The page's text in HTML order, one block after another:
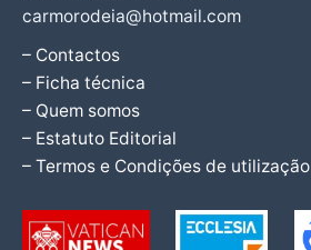
carmorodeia@hotmail.com
– Contactos
– Ficha técnica
– Quem somos
– Estatuto Editorial
– Termos e Condições de utilização